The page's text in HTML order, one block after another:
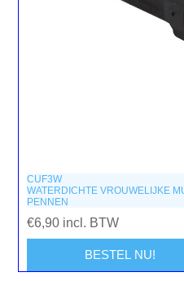
CUF3W
WATERDICHTE VROUWELIJKE
PENNEN
€6,90 incl. BTW